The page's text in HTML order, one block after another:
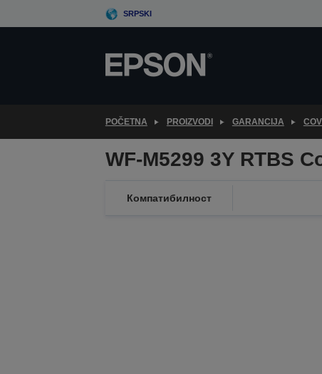
to
SRPSKI
POČETNA PROIZVODI GARANCIJA
WF-M5299 3Y RTBS
Компатибилност